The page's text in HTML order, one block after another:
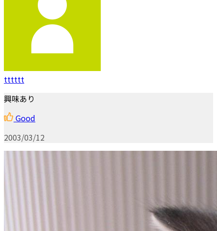
tttttt
興味あり
Good
2003/03/12